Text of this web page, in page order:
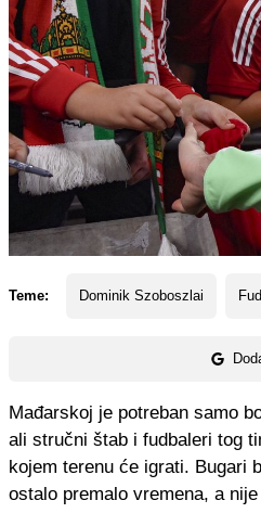
Teme: Dominik Szoboszlai
Mađarskoj je potreban samo
ali stručni štab i fudbaleri tog
kojem terenu će igrati. Bugari
ostalo premalo vremena, a